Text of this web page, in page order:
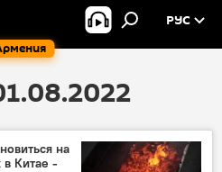
РУС
на
Китае -